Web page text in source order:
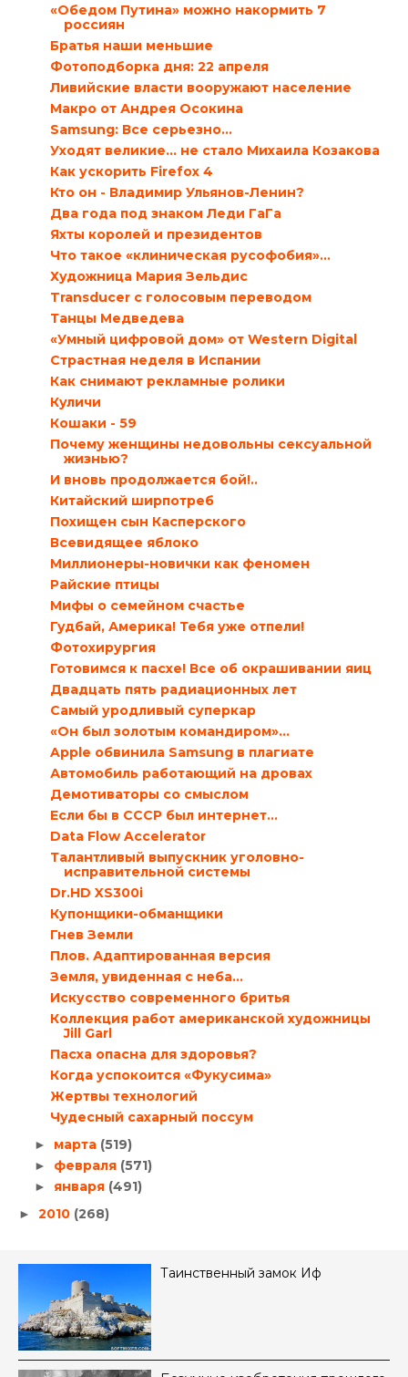
«Обедом Путина» можно накормить 7
россиян
Братья наши меньшие
Фотоподборка дня: 22 апреля
Ливийские власти вооружают население
Макро от Андрея Осокина
Samsung: Все серьезно…
Уходят великие… не стало Михаила Козакова
Как ускорить Firefox 4
Кто он - Владимир Ульянов-Ленин?
Два года под знаком Леди ГаГа
Яхты королей и президентов
Что такое «клиническая русофобия»…
Художница Мария Зельдис
Transducer с голосовым переводом
Танцы Медведева
«Умный цифровой дом» от Western Digital
Страстная неделя в Испании
Как снимают рекламные ролики
Куличи
Кошаки - 59
Почему женщины недовольны сексуальной
жизнью?
И вновь продолжается бой!..
Китайский ширпотреб
Похищен сын Касперского
Всевидящее яблоко
Миллионеры-новички как феномен
Райские птицы
Мифы о семейном счастье
Гудбай, Америка! Тебя уже отпели!
Фотохирургия
Готовимся к пасхе! Все об окрашивании яиц
Двадцать пять радиационных лет
Самый уродливый суперкар
«Он был золотым командиром»…
Apple обвинила Samsung в плагиате
Автомобиль работающий на дровах
Демотиваторы со смыслом
Если бы в СССР был интернет…
Data Flow Accelerator
Талантливый выпускник уголовно-
исправительной системы
Dr.HD XS300i
Купонщики-обманщики
Гнев Земли
Плов. Адаптированная версия
Земля, увиденная с неба…
Искусство современного бритья
Коллекция работ американской художницы
Jill Garl
Пасха опасна для здоровья?
Когда успокоится «Фукусима»
Жертвы технологий
Чудесный сахарный поссум
► марта (519)
► февраля (571)
► января (491)
► 2010 (268)
Таинственный замок Иф